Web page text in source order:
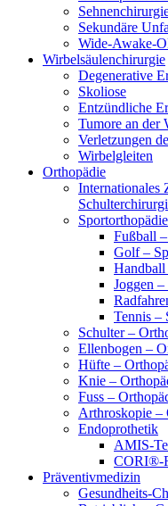
Sekundäre
Wide-Awake-
Wirbelsäulenchirurgie
Degenerative
Skoliose
Entzündliche
Tumore an der
Verletzungen
Wirbelgleiten
Orthopädie
Internationales
Fußball
Golf –
Handball
Joggen
Tennis –
Schulter –
Ellenbogen –
Hüfte –
Knie –
Fuss –
Arthroskopie –
Endoprothetik
AMIS-
CORI®-
Präventivmedizin
Gesundheits-